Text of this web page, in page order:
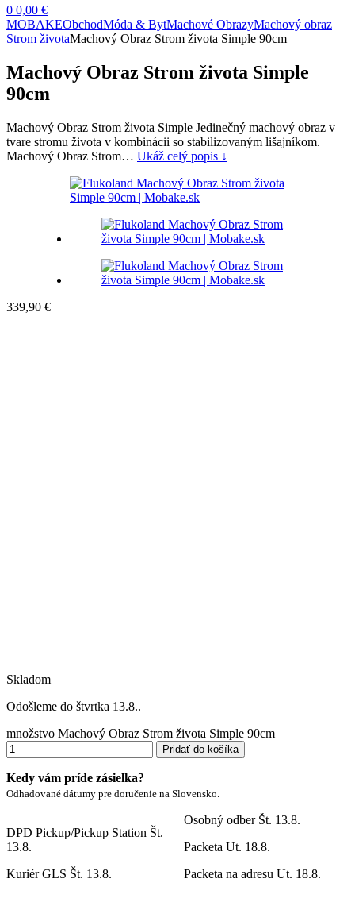
0 0,00 €
MOBAKEObchodMóda & BytMachové ObrazyMachový obraz
Strom životaMachový Obraz Strom života Simple 90cm
Machový Obraz Strom života Simple
90cm
Machový Obraz Strom života Simple Jedinečný machový obraz v
tvare stromu života v kombinácii so stabilizovaným lišajníkom.
Machový Obraz Strom… Ukáž celý popis ↓
339,90 €
Skladom
Odošleme do štvrtka 13.8..
množstvo Machový Obraz Strom života Simple 90cm
Pridať do košíka
Kedy vám príde zásielka?
Odhadované dátumy pre doručenie na Slovensko.
DPD Pickup/Pickup Station Št.
13.8.
Kuriér GLS Št. 13.8.
Osobný odber Št. 13.8.
Packeta Ut. 18.8.
Packeta na adresu Ut. 18.8.